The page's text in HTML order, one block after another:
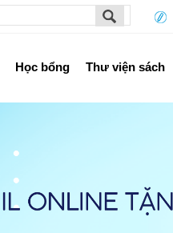
Học bổng Thư viện sách